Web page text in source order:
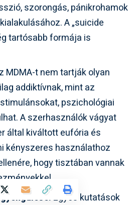
szorongás, pánikrohamok
A „suicide
tartósabb formája is
MDMA-t nem tartják olyan
addiktívnak, mint az
pszichológiai
A szerhasználók vágyat
által kiváltott eufória és
kényszeres használathoz
hogy tisztában vannak
Egyes kutatások